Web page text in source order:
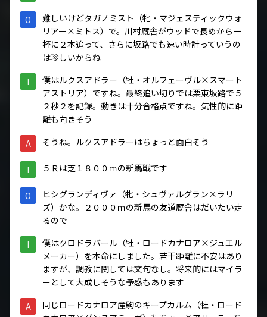
O
難しいけどタガノミスト（牝・マジェスティックウォ
リアー×ミトス）で。川村厩舎がウッドで長めから一
杯に２本追って、さらに坂路でも速い時計っていうの
は珍しいからね
I
僕はルクスアドラー（牡・オルフェーヴル×スマート
アストリア）ですね。最終追い切りでは栗東坂路で５
２秒２を記録。動きは十分合格点ですね。気性的に距
離も向きそう
A そうね。ルクスアドラーはちょっと面白そう
I ５Ｒは芝１８００ｍの新馬戦です
O
ヒシグランディヴァ（牝・シュヴァルグラン×ラリ
ズ）かな。２０００ｍの新馬の友道厩舎はだいたい走
るので
I
僕はクロドラバール（牡・ロードカナロア×ジュエル
メーカー）を本命にしました。若干距離に不安はあり
ますが、調教に関しては文句なし。将来的にはマイラ
ーとして大成しそうな予感もあります
A
同じロードカナロア産駒のキープカルム（牡・ロード